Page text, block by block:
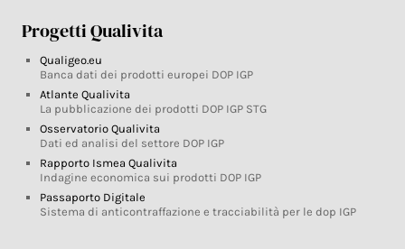
Progetti Qualivita
Qualigeo.eu
Banca dati dei prodotti europei DOP IGP
Atlante Qualivita
La pubblicazione dei prodotti DOP IGP STG
Osservatorio Qualivita
Dati ed analisi del settore DOP IGP
Rapporto Ismea Qualivita
Indagine economica sui prodotti DOP IGP
Passaporto Digitale
Sistema di anticontraffazione e tracciabilità per le dop IGP